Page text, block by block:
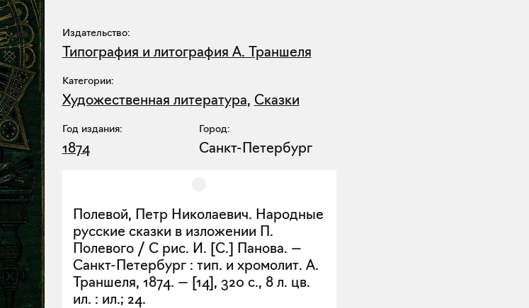
Издательство:
Типография и литография А. Траншеля
Категории:
Художественная литература, Сказки
Год издания:
1874
Город:
Санкт-Петербург
Полевой, Петр Николаевич. Народные
русские сказки в изложении П.
Полевого / С рис. И. [С.] Панова. —
Санкт-Петербург : тип. и хромолит. А.
Траншеля, 1874. — [14], 320 с., 8 л. цв.
ил. : ил.; 24.